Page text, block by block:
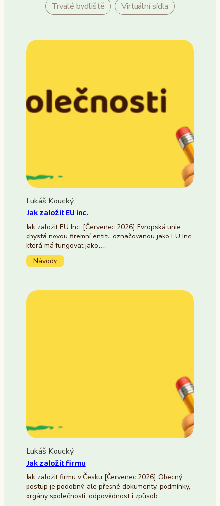
Trvalé bydliště
Virtuální sídla
Lukáš Koucký
Jak založit EU inc.
Jak založit EU Inc. [Červenec 2026] Evropská unie
chystá novou firemní entitu označovanou jako EU Inc.,
která má fungovat jako…
Návody
Lukáš Koucký
Jak založit firmu
Jak založit firmu v Česku [Červenec 2026] Obecný
postup je podobný, ale přesné dokumenty, podmínky,
orgány společnosti, odpovědnost i způsob…